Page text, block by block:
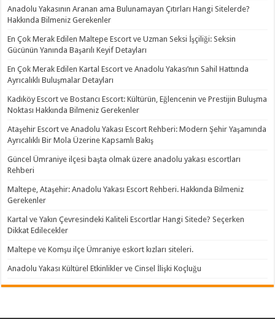
Anadolu Yakasının Aranan ama Bulunamayan Çıtırları Hangi Sitelerde?
Hakkında Bilmeniz Gerekenler
En Çok Merak Edilen Maltepe Escort ve Uzman Seksi İşçiliği: Seksin
Gücünün Yanında Başarılı Keyif Detayları
En Çok Merak Edilen Kartal Escort ve Anadolu Yakası’nın Sahil Hattında
Ayrıcalıklı Buluşmalar Detayları
Kadıköy Escort ve Bostancı Escort: Kültürün, Eğlencenin ve Prestijin Buluşma
Noktası Hakkında Bilmeniz Gerekenler
Ataşehir Escort ve Anadolu Yakası Escort Rehberi: Modern Şehir Yaşamında
Ayrıcalıklı Bir Mola Üzerine Kapsamlı Bakış
Güncel Ümraniye ilçesi başta olmak üzere anadolu yakası escortları
Rehberi
Maltepe, Ataşehir: Anadolu Yakası Escort Rehberi. Hakkında Bilmeniz
Gerekenler
Kartal ve Yakın Çevresindeki Kaliteli Escortlar Hangi Sitede? Seçerken
Dikkat Edilecekler
Maltepe ve Komşu ilçe Ümraniye eskort kızları siteleri.
Anadolu Yakası Kültürel Etkinlikler ve Cinsel İlişki Koçluğu